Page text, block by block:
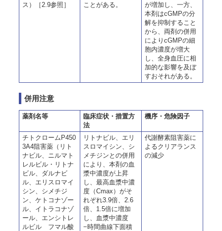
ス）［2.9参照］
ことがある。
が増加し、一方、
本剤はcGMPの分
解を抑制すること
から、両剤の併用
によりcGMPの細
胞内濃度が増大
し、全身血圧に相
加的な影響を及ぼ
すおそれがある。
併用注意
薬剤名等
臨床症状・措置方
法
機序・危険因子
チトクロームP450
3A4阻害薬（リト
ナビル、ニルマト
レルビル・リトナ
ビル、ダルナビ
ル、エリスロマイ
シン、シメチジ
ン、ケトコナゾー
ル、イトラコナゾ
ール、エンシトレ
ルビル フマル酸
リトナビル、エリ
スロマイシン、シ
メチジンとの併用
により、本剤の血
漿中濃度が上昇
し、最高血漿中濃
度（Cmax）がそ
れぞれ3.9倍、2.6
倍、1.5倍に増加
し、血漿中濃度
−時間曲線下面積
代謝酵素阻害薬に
よるクリアランス
の減少